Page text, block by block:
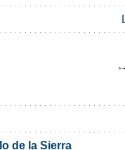
de la Sierra